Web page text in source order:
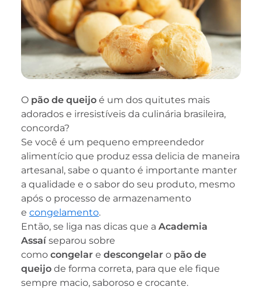
O pão de queijo é um dos quitutes mais
adorados e irresistíveis da culinária brasileira,
concorda?
Se você é um pequeno empreendedor
alimentício que produz essa delicia de maneira
artesanal, sabe o quanto é importante manter
a qualidade e o sabor do seu produto, mesmo
após o processo de armazenamento
e congelamento.
Então, se liga nas dicas que a Academia
Assaí separou sobre
como congelar e descongelar o pão de
queijo de forma correta, para que ele fique
sempre macio, saboroso e crocante.